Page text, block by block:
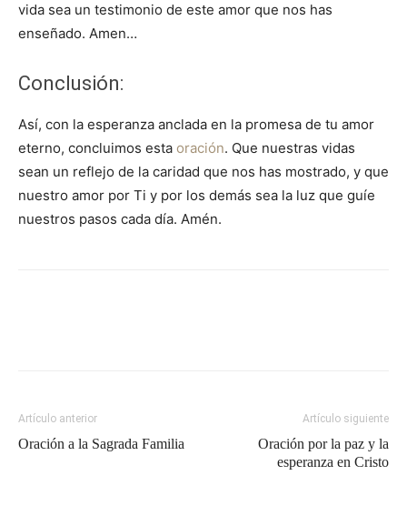
vida sea un testimonio de este amor que nos has
enseñado. Amen…
Conclusión:
Así, con la esperanza anclada en la promesa de tu amor
eterno, concluimos esta oración. Que nuestras vidas
sean un reflejo de la caridad que nos has mostrado, y que
nuestro amor por Ti y por los demás sea la luz que guíe
nuestros pasos cada día. Amén.
Artículo anterior
Oración a la Sagrada Familia
Artículo siguiente
Oración por la paz y la
esperanza en Cristo